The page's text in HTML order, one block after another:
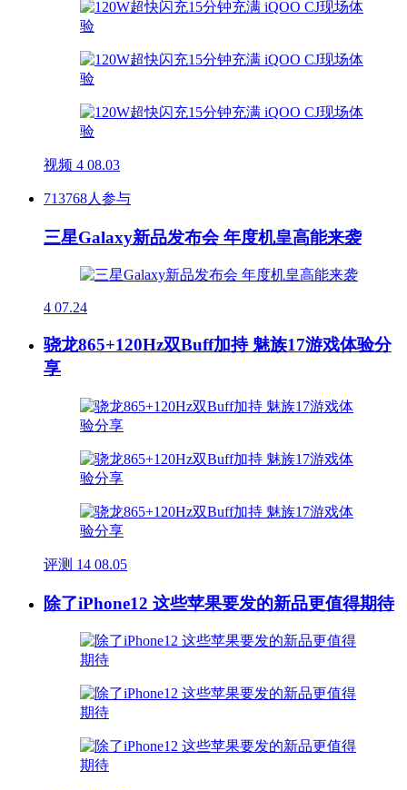
视频 4 08.03
713768人参与
三星Galaxy新品发布会 年度机皇高能来袭
4 07.24
骁龙865+120Hz双Buff加持 魅族17游戏体验分
享
评测 14 08.05
除了iPhone12 这些苹果要发的新品更值得期待